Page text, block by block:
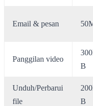
Email & pesan
Panggilan video
B
Unduh/Perbarui
file
B